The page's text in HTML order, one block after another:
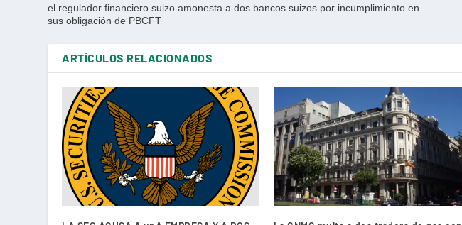
el regulador financiero suizo amonesta a dos bancos suizos por incumplimiento en
sus obligación de PBCFT
ARTÍCULOS RELACIONADOS